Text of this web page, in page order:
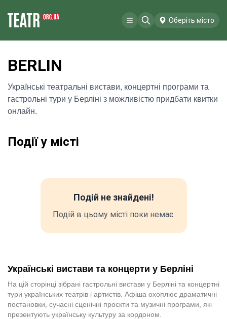
Оберіть місто
BERLIN
Українські театральні вистави, концертні програми та
гастрольні тури у Берліні з можливістю придбати квитки
онлайн.
Події у місті
Подій не знайдені!
Подій в цьому місті поки немає.
Українські вистави та концерти у Берліні
На цій сторінці зібрані гастрольні вистави у Берліні та концертні
тури українських театрів і артистів. Афіша охоплює драматичні
постановки, сучасні сценічні проєкти та музичні програми, які
презентують українську культуру за кордоном.